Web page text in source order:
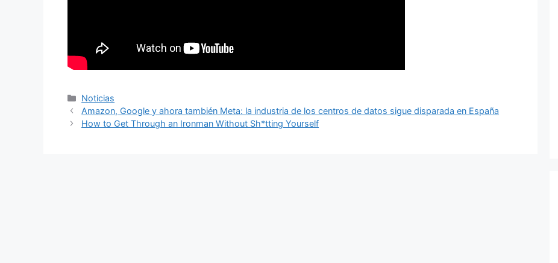
Categorías
Noticias
Amazon, Google y ahora también Meta: la industria de los centros de datos sigue disparada en España
How to Get Through an Ironman Without Sh*tting Yourself